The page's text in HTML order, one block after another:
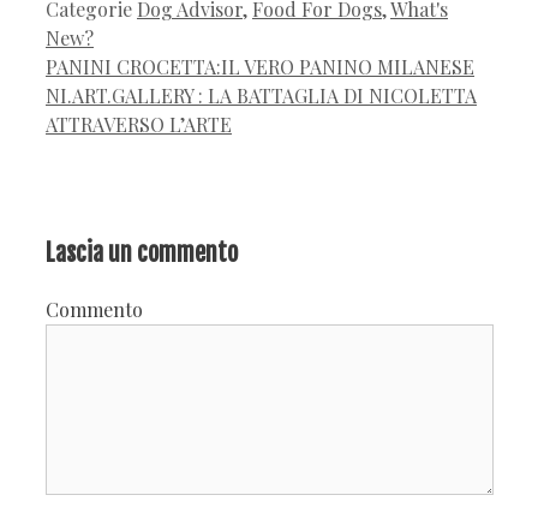
Categorie Dog Advisor, Food For Dogs,What's
New?
PANINI CROCETTA:IL VERO PANINO MILANESE
NI.ART.GALLERY : LA BATTAGLIA DI NICOLETTA
ATTRAVERSO L’ARTE
Lascia un commento
Commento